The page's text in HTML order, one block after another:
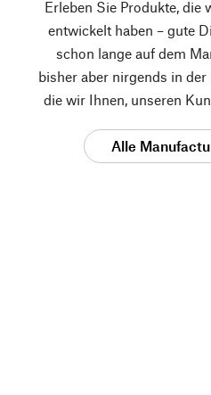
Erleben Sie Produkte, die
entwickelt haben – gute
schon lange auf dem
bisher aber nirgends in
die wir Ihnen, unseren
Alle